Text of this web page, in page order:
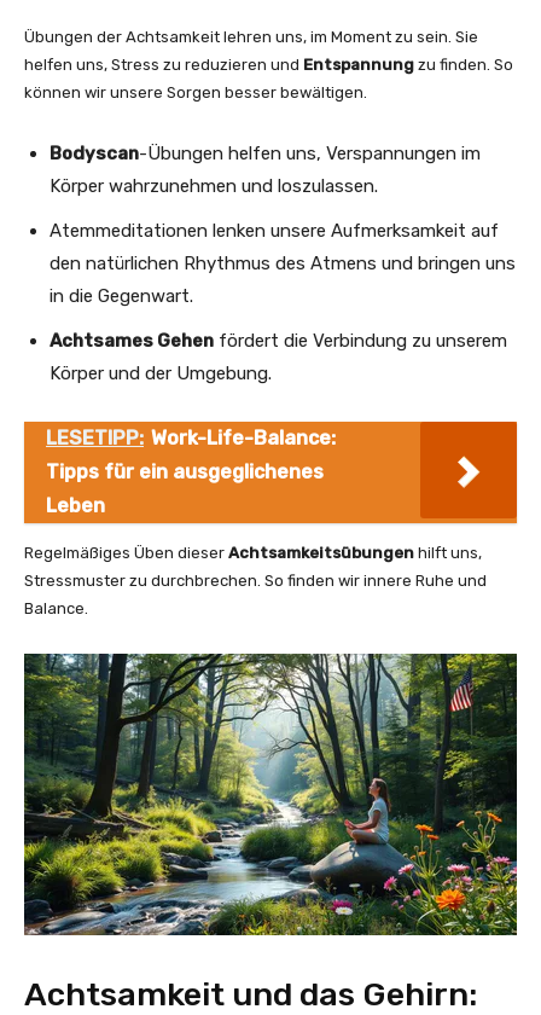
Übungen der Achtsamkeit lehren uns, im Moment zu sein. Sie
helfen uns, Stress zu reduzieren und Entspannung zu finden. So
können wir unsere Sorgen besser bewältigen.
Bodyscan-Übungen helfen uns, Verspannungen im
Körper wahrzunehmen und loszulassen.
Atemmeditationen lenken unsere Aufmerksamkeit auf
den natürlichen Rhythmus des Atmens und bringen uns
in die Gegenwart.
Achtsames Gehen fördert die Verbindung zu unserem
Körper und der Umgebung.
LESETIPP: Work-Life-Balance:
Tipps für ein ausgeglichenes
Leben
Regelmäßiges Üben dieser Achtsamkeitsübungen hilft uns,
Stressmuster zu durchbrechen. So finden wir innere Ruhe und
Balance.
Achtsamkeit und das Gehirn: